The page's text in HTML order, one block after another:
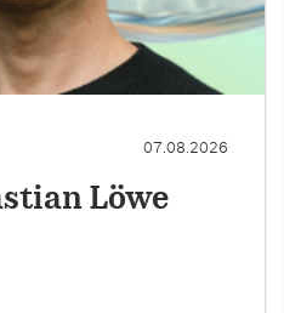
07.08.2026
Löwe